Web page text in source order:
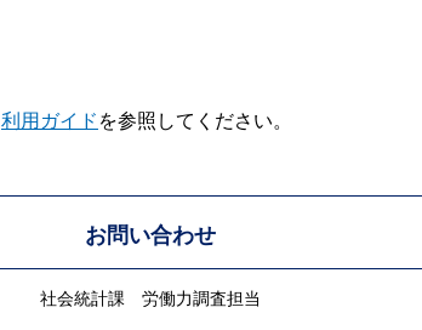
利用ガイド を参照してください。
お問い合わせ
社会統計課 労働力調査担当